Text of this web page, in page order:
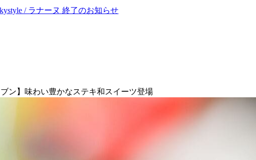
/ ラナーヌ 終了のお知らせ
ン】味わい豊かなステキ和スイーツ登場